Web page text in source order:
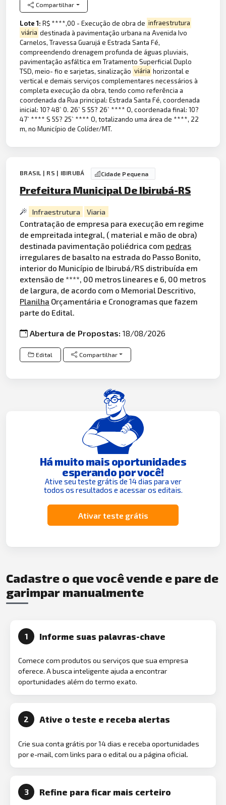
Compartilhar
Lote 1:R$ ****,00 - Execução de obra de infraestrutura
viária destinada à pavimentação urbana na Avenida Ivo
Carnelos, Travessa Guarujá e Estrada Santa Fé,
compreendendo drenagem profunda de águas pluviais,
pavimentação asfáltica em Tratamento Superficial Duplo
TSD, meio- fio e sarjetas, sinalização viária horizontal e
vertical e demais serviços complementares necessários à
completa execução da obra, tendo como referência a
coordenada da Rua principal: Estrada Santa Fé, coordenada
inicial: 10? 48` 0. 26` S 55? 26` **** O, coordenada final: 10?
47` **** S 55? 25` **** O, totalizando uma área de ****, 22
m, no Município de Colíder/MT.
BRASIL | RS | IBIRUBÁ Cidade Pequena
Prefeitura Municipal De Ibirubá-RS
Infraestrutura Viaria
Contratação de empresa para execução em regime
de empreitada integral, ( material e mão de obra)
destinada pavimentação poliédrica com pedras
irregulares de basalto na estrada do Passo Bonito,
interior do Município de Ibirubá/RS distribuída em
extensão de ****, 00 metros lineares e 6, 00 metros
de largura, de acordo com o Memorial Descritivo,
Planilha Orçamentária e Cronogramas que fazem
parte do Edital.
Abertura de Propostas:18/08/2026
Edital Compartilhar
Há muito mais oportunidades
esperando por você!
Ative seu teste grátis de 14 dias para ver
todos os resultados e acessar os editais.
Ativar teste grátis
Cadastre o que você vende e pare de
garimpar manualmente
1 Informe suas palavras-chave
Comece com produtos ou serviços que sua empresa
oferece. A busca inteligente ajuda a encontrar
oportunidades além do termo exato.
2 Ative o teste e receba alertas
Crie sua conta grátis por 14 dias e receba oportunidades
por e-mail, com links para o edital ou a página oficial.
3 Refine para ficar mais certeiro